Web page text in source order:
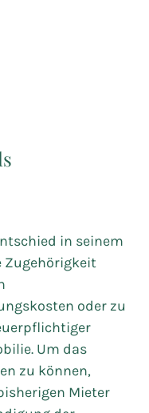
in seinem
Zugehörigkeit
oder zu
Um das
zu können,
Mieter